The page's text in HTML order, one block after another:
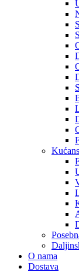
O nama
Dostava